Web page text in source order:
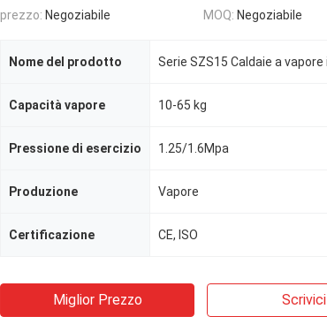
prezzo: Negoziabile MOQ: Negoziabile
Nome del prodotto
Capacità vapore 10-65 kg
Pressione di esercizio 1.25/1.6Mpa
Produzione Vapore
Certificazione CE, ISO
Miglior Prezzo Scrivici